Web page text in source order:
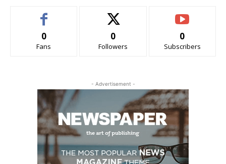
0
Fans
0
Followers
0
Subscribers
- Advertisement -